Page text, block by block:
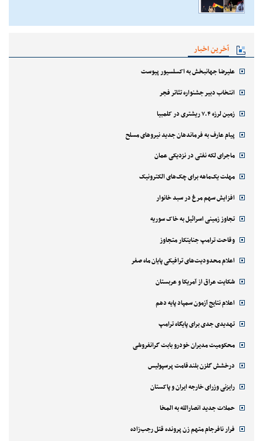
آخرین اخبار
علیرضا جهانبخش به اکسلسیور پیوست
انتخاب دبیر جشنواره تئاتر فجر
زمین لرزه ۷.۴ ریشتری در کلمبیا
پیام عارف به فرماندهان جدید نیروهای مسلح
ماجرای لکه نفتی در نزدیکی عمان
مهلت یک‌ماهه برای چک‌های الکترونیک
افزایش سهم مرغ در سبد خانوار
تجاوز زمینی اسرائیل به خاک سوریه
وقاحت ترامپ جنایتکار متجاوز
اعلام محدودیت‌های ترافیکی پایان ماه صفر
شکایت عراق از آمریکا و عربستان
اعلام نتایج آزمون سمپاد پایه دهم
تهدیدی جدی برای پایگاه ترامپ
محکومیت مدیران خودرو بابت گرانفروشی
درخشش گلزن بلندقامت پرسپولیس
رایزنی وزرای خارجه ایران و پاکستان
حملات جدید انصارالله به المخا
فرار نافرجام متهم زن پرونده قتل رجب‌زاده